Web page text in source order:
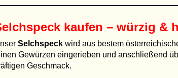
kaufen – würzig &
Selchspeck wird aus bestem
Gewürzen eingerieben und anschließend
Geschmack.